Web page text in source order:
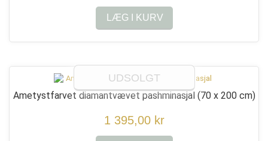
LÆG I KURV
UDSOLGT
Ametystfarvet diamantvævet pashminasjal (70 x 200 cm)
1 395,00 kr